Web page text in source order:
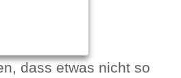
sehen.
dass etwas nicht so